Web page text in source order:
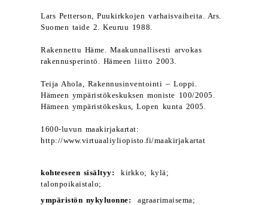
Lars Petterson, Puukirkkojen varhaisvaiheita. Ars.
Suomen taide 2. Keuruu 1988.
Rakennettu Häme. Maakunnallisesti arvokas
rakennusperintö. Hämeen liitto 2003.
Teija Ahola, Rakennusinventointi – Loppi.
Hämeen ympäristökeskuksen moniste 100/2005.
Hämeen ympäristökeskus, Lopen kunta 2005.
1600-luvun maakirjakartat:
http://www.virtuaaliyliopisto.fi/maakirjakartat
kohteeseen sisältyy: kirkko; kylä;
talonpoikaistalo;
ympäristön nykyluonne: agraarimaisema;